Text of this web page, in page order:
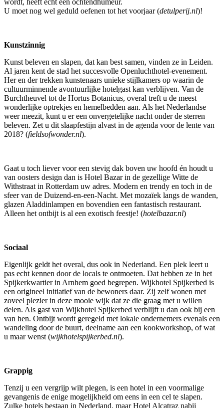
wordt, heeft echt een ochtendhumeur.
U moet nog wel geduld oefenen tot het voorjaar (detulperij.nl)!
Kunstzinnig
Kunst beleven en slapen, dat kan best samen, vinden ze in Leiden.
Al jaren kent de stad het succesvolle Openluchthotel-evenement.
Her en der trekken kunstenaars unieke stijlkamers op waarin de
cultuurminnende avontuurlijke hotelgast kan verblijven. Van de
Burchtheuvel tot de Hortus Botanicus, overal treft u de meest
wonderlijke optrekjes en hemelbedden aan. Als het Nederlandse
weer meezit, kunt u er een onvergetelijke nacht onder de sterren
beleven. Zet u dit slaapfestijn alvast in de agenda voor de lente van
2018? (fieldsofwonder.nl).
Gaat u toch liever voor een stevig dak boven uw hoofd én houdt u
van oosters design dan is Hotel Bazar in de gezellige Witte de
Withstraat in Rotterdam uw adres. Modern en trendy en toch in de
sfeer van de Duizend-en-een-Nacht. Met mozaïek langs de wanden,
glazen Aladdinlampen en bovendien een fantastisch restaurant.
Alleen het ontbijt is al een exotisch feestje! (hotelbazar.nl)
Sociaal
Eigenlijk geldt het overal, dus ook in Nederland. Een plek leert u
pas echt kennen door de locals te ontmoeten. Dat hebben ze in het
Spijkerkwartier in Arnhem goed begrepen. Wijkhotel Spijkerbed is
een origineel initiatief van de bewoners daar. Zij zelf wonen met
zoveel plezier in deze mooie wijk dat ze die graag met u willen
delen. Als gast van Wijkhotel Spijkerbed verblijft u dan ook bij een
van hen. Ontbijt wordt geregeld met lokale ondernemers evenals een
wandeling door de buurt, deelname aan een kookworkshop, of wat
u maar wenst (wijkhotelspijkerbed.nl).
Grappig
Tenzij u een vergrijp wilt plegen, is een hotel in een voormalige
gevangenis de enige mogelijkheid om eens in een cel te slapen.
Zulke hotels bestaan in Nederland, maar Hotel Alcatraz nabij